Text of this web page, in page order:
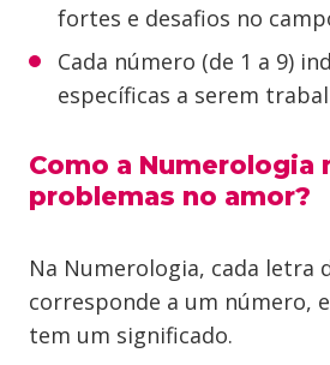
fortes e desafios no
Cada número (de 1 a 9)
específicas a serem
Como a Numerologia
problemas no amor?
Na Numerologia, cada letra
corresponde a um número,
tem um significado.